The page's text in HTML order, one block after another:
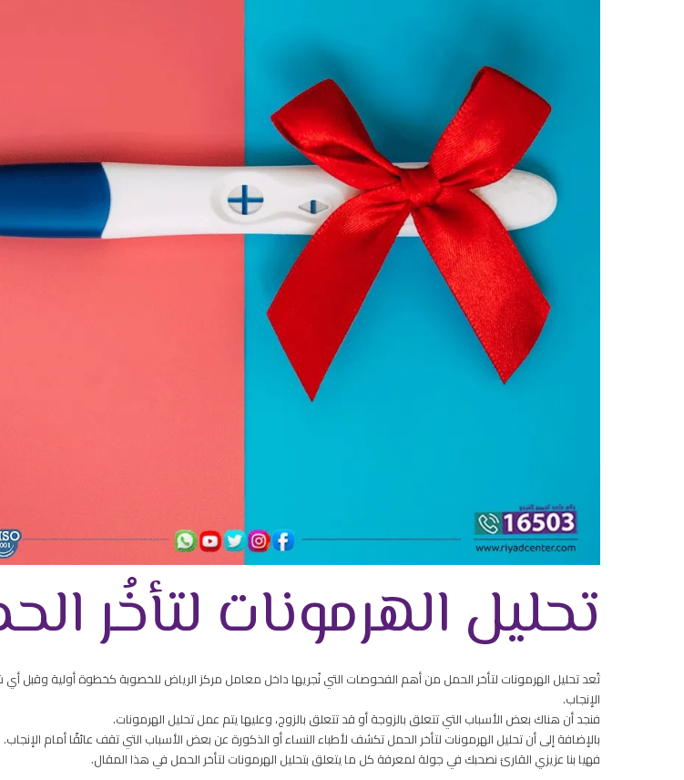
تحليل الهرمونات لتأخُر
تُعد تحليل الهرمونات لتأخر الحمل من أهم الفحوصات التي نُجريها داخل معامل مركز الرياض للخصوبة كخطوة أولية وقبل
الإنجاب.
فنجد أن هناك بعض الأسباب التي تتعلق بالزوجة أو قد تتعلق بالزوج، وعليها يتم عمل تحليل الهرمونات.
بالإضافة إلى أن تحليل الهرمونات لتأخر الحمل تكشف لأطباء النساء أو الذكورة عن بعض الأسباب التي تقف عائقًا أمام الإنجاب.
فهيا بنا عزيزي القارئ نصحبك في جولة لمعرفة كل ما يتعلق بتحليل الهرمونات لتأخر الحمل في هذا المقال.